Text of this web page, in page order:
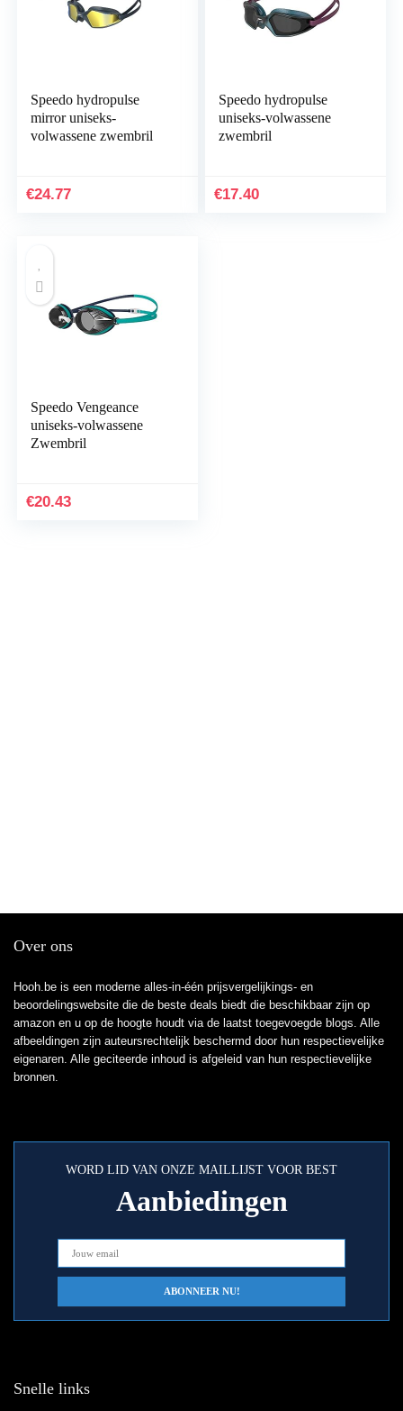
Speedo hydropulse
mirror uniseks-
volwassene zwembril
€24.77
Speedo hydropulse
uniseks-volwassene
zwembril
€17.40
Speedo Vengeance
uniseks-volwassene
Zwembril
€20.43
Over ons
Hooh.be is een moderne alles-in-één prijsvergelijkings- en
beoordelingswebsite die de beste deals biedt die beschikbaar zijn op
amazon en u op de hoogte houdt via de laatst toegevoegde blogs. Alle
afbeeldingen zijn auteursrechtelijk beschermd door hun respectievelijke
eigenaren. Alle geciteerde inhoud is afgeleid van hun respectievelijke
bronnen.
WORD LID VAN ONZE MAILLIJST VOOR BEST
Aanbiedingen
Snelle links